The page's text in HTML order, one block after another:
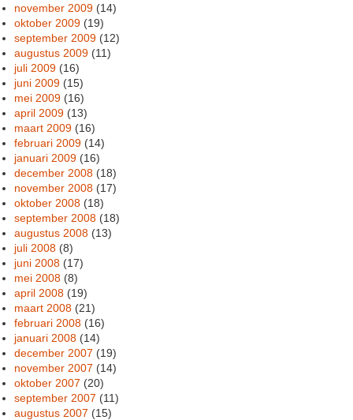
november 2009 (14)
oktober 2009 (19)
september 2009 (12)
augustus 2009 (11)
juli 2009 (16)
juni 2009 (15)
mei 2009 (16)
april 2009 (13)
maart 2009 (16)
februari 2009 (14)
januari 2009 (16)
december 2008 (18)
november 2008 (17)
oktober 2008 (18)
september 2008 (18)
augustus 2008 (13)
juli 2008 (8)
juni 2008 (17)
mei 2008 (8)
april 2008 (19)
maart 2008 (21)
februari 2008 (16)
januari 2008 (14)
december 2007 (19)
november 2007 (14)
oktober 2007 (20)
september 2007 (11)
augustus 2007 (15)